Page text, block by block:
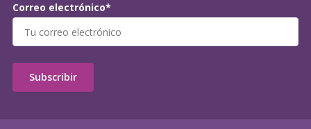
Correo electrónico*
Subscribir